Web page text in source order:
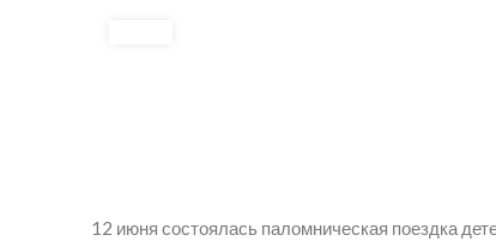
12 июня состоялась паломническая поездка